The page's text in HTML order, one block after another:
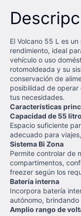
El Volcano 55 L es
rendimiento, ideal
vehículo o uso
rotomoldeada y su
conservación de
posibilidad de
tus necesidades.
Características
Capacidad de 55
Espacio suficiente
adecuado para
Sistema Bi Zona
Permite controlar de
compartimentos,
freezer según los
Batería interna
Incorpora batería
autónomo,
Amplio rango de